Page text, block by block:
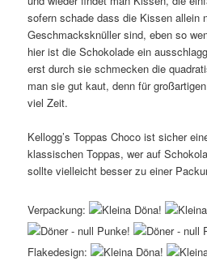
sofern schade dass die Kissen allein
Geschmacksknüller sind, eben so
hier ist die Schokolade ein
erst durch sie schmecken die
man sie gut kaut, denn für
viel Zeit.
Kellogg’s Toppas Choco ist sicher
klassischen Toppas, wer auf
sollte vielleicht besser zu einer
Verpackung:
Flakedesign: